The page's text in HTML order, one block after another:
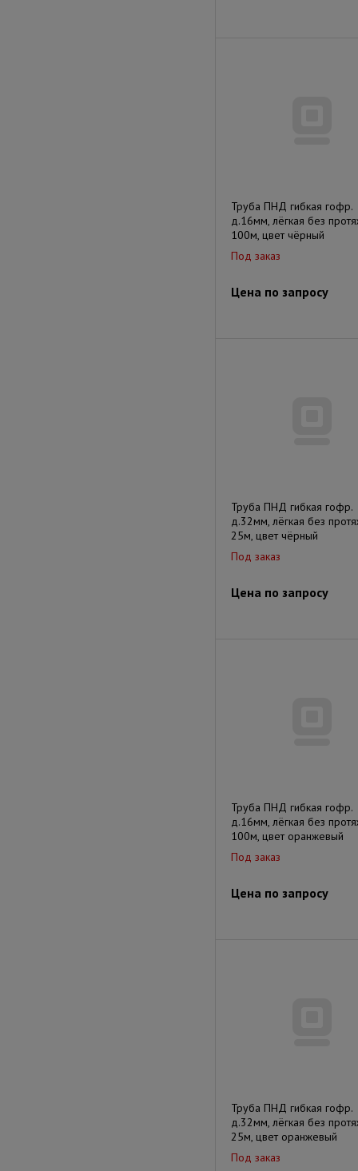
Труба ПНД гибкая гофр.
д.16мм, лёгкая без
100м, цвет чёрный
Под заказ
Цена по запросу
Труба ПНД гибкая гофр.
д.32мм, лёгкая без
25м, цвет чёрный
Под заказ
Цена по запросу
Труба ПНД гибкая гофр.
д.16мм, лёгкая без
100м, цвет оранжевый
Под заказ
Цена по запросу
Труба ПНД гибкая гофр.
д.32мм, лёгкая без
25м, цвет оранжевый
Под заказ